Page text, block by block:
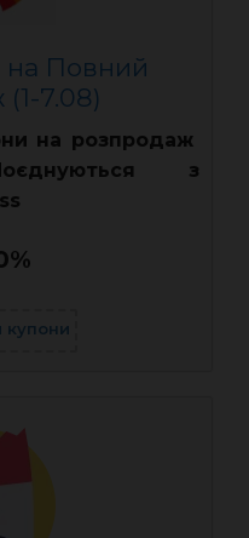
на Повний
7.08)
на розпродаж
з
купони